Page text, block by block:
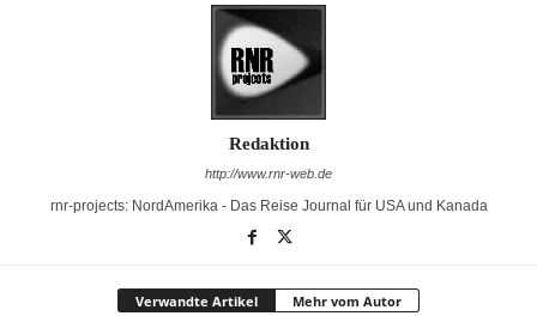
Redaktion
http://www.rnr-web.de
rnr-projects: NordAmerika - Das Reise Journal für USA und Kanada
Verwandte Artikel Mehr vom Autor